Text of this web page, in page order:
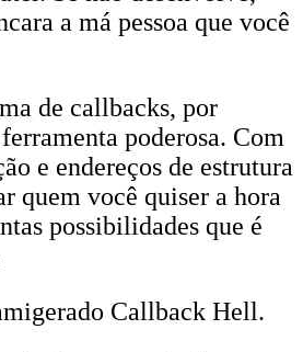
a má pessoa que você
de callbacks, por
poderosa. Com
e endereços de estrutura
quem você quiser a hora
possibilidades que é
Callback Hell.